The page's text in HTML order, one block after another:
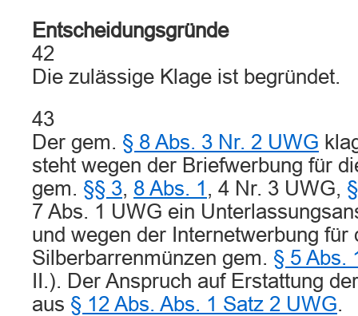
Entscheidungsgründe
42
Die zulässige Klage ist begründet.
43
Der gem. § 8 Abs. 3 Nr. 2 UWG
steht wegen der Briefwerbung für
gem. §§ 3, 8 Abs. 1 , 4 Nr. 3 UWG,
7 Abs. 1 UWG ein
und wegen der Internetwerbung für
Silberbarrenmünzen gem. § 5 Abs.
II.). Der Anspruch auf Erstattung
aus § 12 Abs. Abs. 1 Satz 2 UWG.